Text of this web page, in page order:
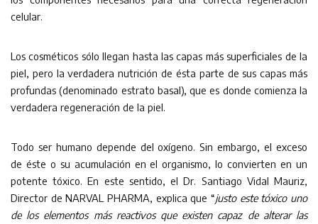
celular.
Los cosméticos sólo llegan hasta las capas más superficiales de la
piel, pero la verdadera nutrición de ésta parte de sus capas más
profundas (denominado estrato basal), que es donde comienza la
verdadera regeneración de la piel.
Todo ser humano depende del oxígeno. Sin embargo, el exceso
de éste o su acumulación en el organismo, lo convierten en un
potente tóxico. En este sentido, el Dr. Santiago Vidal Mauriz,
Director de NARVAL PHARMA, explica que “justo este tóxico uno
de los elementos más reactivos que existen capaz de alterar las